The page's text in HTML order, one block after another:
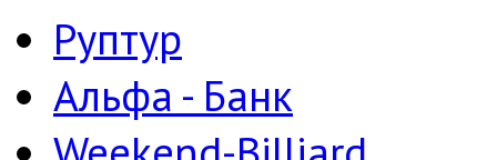
Руптур
Альфа - Банк